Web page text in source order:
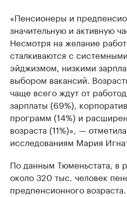
«Пенсионеры и
значительную и активную
Несмотря на желание
сталкиваются с
эйджизмом, низкими
выбором вакансий.
чаще всего ждут от
зарплаты (69%),
программ (14%) и
возраста (11%)», —
исследованиям Мария
По данным Тюменьстата, в
около 320 тыс. человек
предпенсионного возраста.